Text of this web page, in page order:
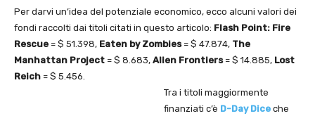
Per darvi un’idea del potenziale economico, ecco alcuni valori dei
fondi raccolti dai titoli citati in questo articolo: Flash Point: Fire
Rescue = $ 51.398, Eaten by Zombies = $ 47.874, The
Manhattan Project = $ 8.683, Alien Frontiers= $ 14.885, Lost
Reich = $ 5.456.
Tra i titoli maggiormente
finanziati c’è D-Day Dice che